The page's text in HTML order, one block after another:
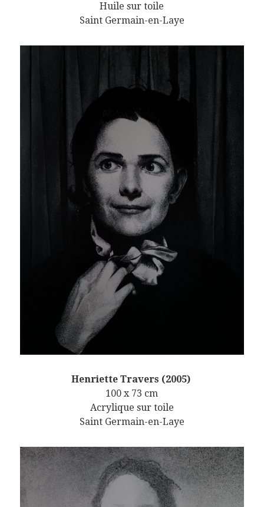
Huile sur toile
Saint Germain-en-Laye
Henriette Travers (2005)
100 x 73 cm
Acrylique sur toile
Saint Germain-en-Laye